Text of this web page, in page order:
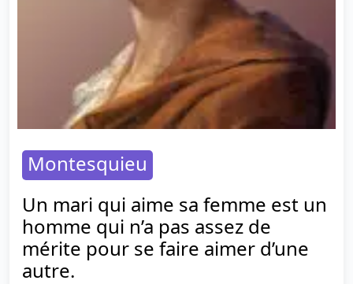
Montesquieu
Un mari qui aime sa femme est un
homme qui n’a pas assez de
mérite pour se faire aimer d’une
autre.